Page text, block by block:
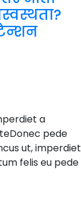
a
pede
ut, imperdiet
felis eu pede